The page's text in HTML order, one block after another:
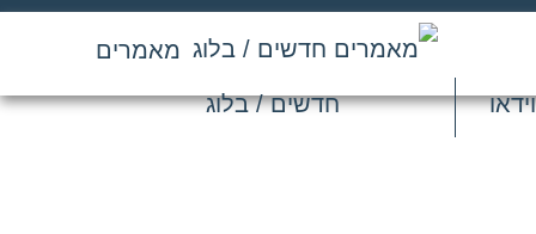
מאמרים
חדשים / בלוג